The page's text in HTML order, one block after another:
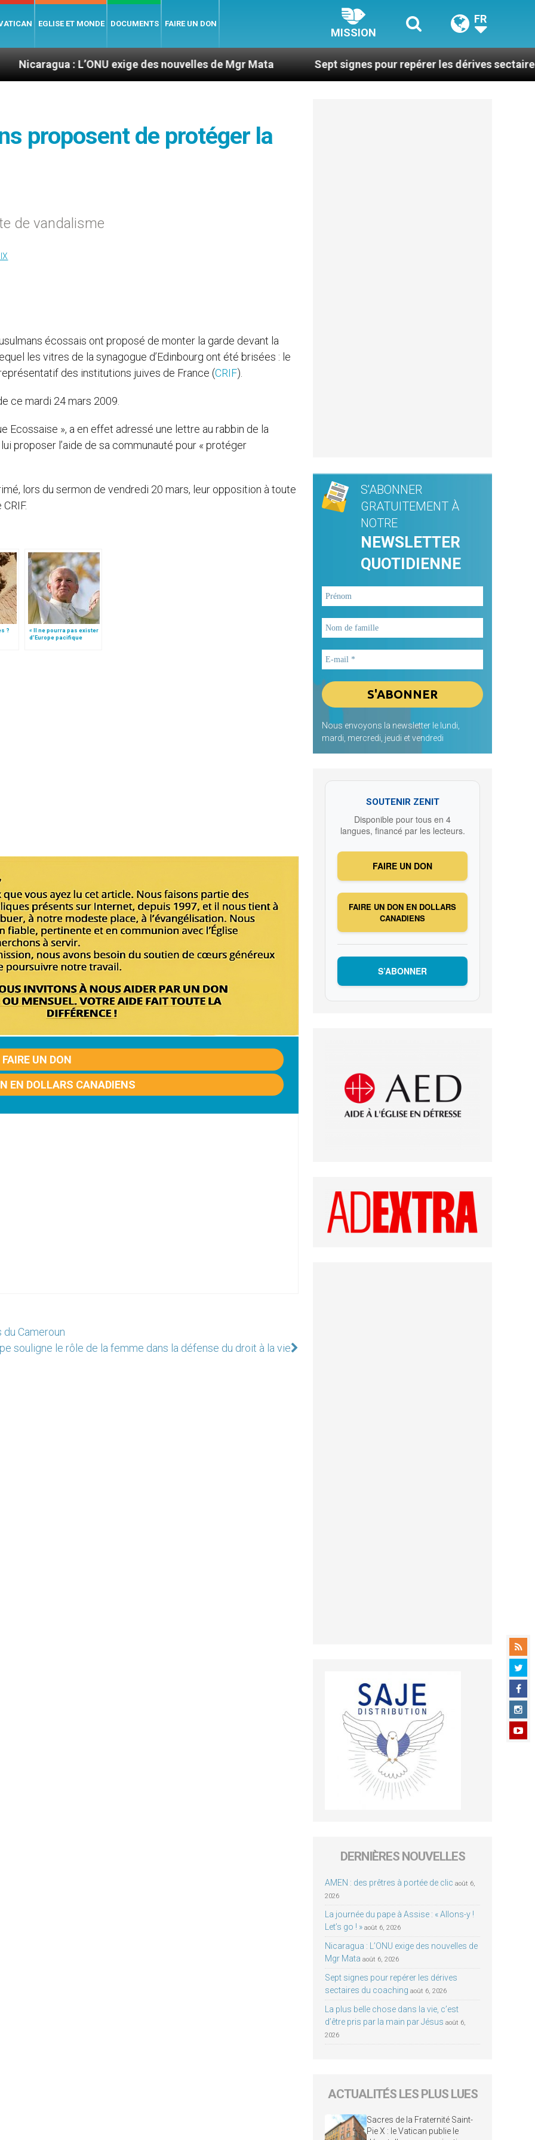
EGLISE ET MONDE DOCUMENTS FAIRE UN DON
MISSION
FR
: L’ONU exige des nouvelles de Mgr Mata Sept signes pour repérer les dérives sectaires du
proposent de protéger la
de vandalisme
écossais ont proposé de monter la garde devant la
les vitres de la synagogue d’Edinbourg ont été brisées : le
des institutions juives de France (CRIF).
ce mardi 24 mars 2009.
Ecossaise », a en effet adressé une lettre au rabbin de la
proposer l’aide de sa communauté pour « protéger
lors du sermon de vendredi 20 mars, leur opposition à toute
?
« Il ne pourra pas exister
d’Europe pacifique
FAIRE UN DON
EN DOLLARS CANADIENS
Cameroun
souligne le rôle de la femme dans la défense du droit à la vie
S'ABONNER
GRATUITEMENT À
NOTRE
NEWSLETTER
QUOTIDIENNE
Nous envoyons la newsletter le lundi,
mardi, mercredi, jeudi et vendredi
SOUTENIR ZENIT
Disponible pour tous en 4
langues, financé par les lecteurs.
FAIRE UN DON
FAIRE UN DON EN DOLLARS
CANADIENS
S’ABONNER
DERNIÈRES NOUVELLES
AMEN : des prêtres à portée de clic août 6,
2026
La journée du pape à Assise : « Allons-y !
Let’s go ! » août 6, 2026
Nicaragua : L’ONU exige des nouvelles de
Mgr Mata août 6, 2026
Sept signes pour repérer les dérives
sectaires du coaching août 6, 2026
La plus belle chose dans la vie, c’est
d’être pris par la main par Jésus août 6,
2026
ACTUALITÉS LES PLUS LUES
Sacres de la Fraternité Saint-
Pie X : le Vatican publie le